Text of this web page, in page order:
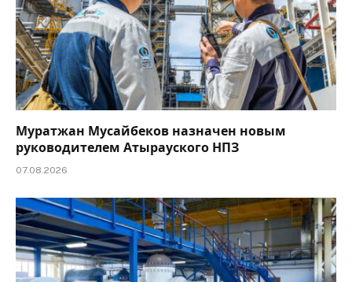
Муратжан Мусайбеков назначен новым
руководителем Атырауского НПЗ
07.08.2026